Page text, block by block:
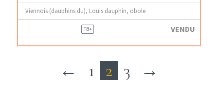
Viennois (dauphins du), Louis dauphin, obole
TB+ VENDU
← 1 2 3 →